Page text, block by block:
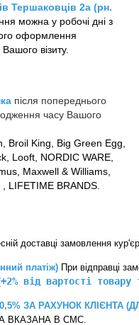
Тершаковців 2а (рн.
можна у робочі дні з
оформлення
візиту.
після попереднього
часу Вашого
Broil King, Big Green Egg,
Looft, NORDIC WARE,
Maxwell & Williams,
LIFETIME BRANDS.
платіж) При відправці
+2% від вартості
ЗА РАХУНОК КЛІЄНТА
ВКАЗАНА В СМС.